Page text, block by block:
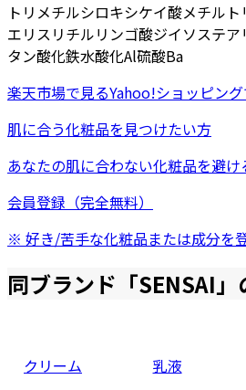
トリメチルシロキシケイ酸メチル
エリスリチルリンゴ酸ジイソステア
タン酸化鉄水酸化Al硫酸Ba
楽天市場で見るYahoo!ショッピング
肌に合う化粧品を見つけたい方
あなたの肌に合わない化粧品を避
会員登録（完全無料）
※ 好き/苦手な化粧品または成分を
同ブランド「SENSAI」
クリーム
乳液